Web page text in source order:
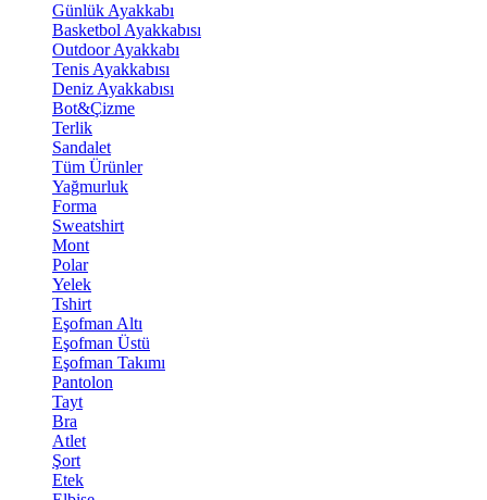
Günlük Ayakkabı
Basketbol Ayakkabısı
Outdoor Ayakkabı
Tenis Ayakkabısı
Deniz Ayakkabısı
Bot&Çizme
Terlik
Sandalet
Tüm Ürünler
Yağmurluk
Forma
Sweatshirt
Mont
Polar
Yelek
Tshirt
Eşofman Altı
Eşofman Üstü
Eşofman Takımı
Pantolon
Tayt
Bra
Atlet
Şort
Etek